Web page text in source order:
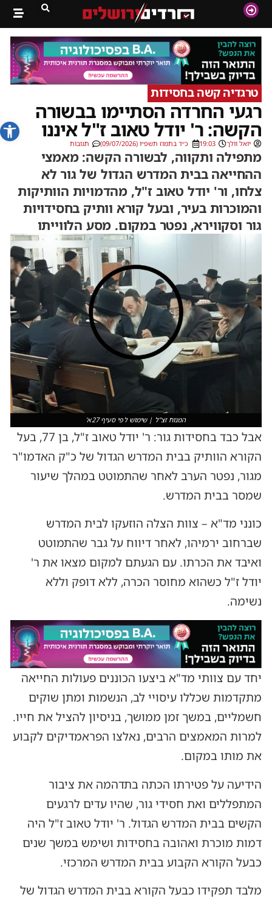
פתח
טרגדיה קשה בחסידות
רגעי החרדה הסתיימו בבשורה
הקשה: ר' יודל טאוב ז"ל איננו
יואל וולך 19:03 כ״ד בתמוז תשפ״ו (09/07/2026) תגובות
מתפילה ותקווה, לבשורה הקשה: מאמצי
ההחייאה בבית המדרש הגדול של גור לא
צלחו, ור' יודל טאוב ז"ל, מהדמויות הוותיקות
והמוכרות בעיר, ובעל קורא וותיק בחסידויות
גור וסקווירא, נפטר במקום. מסע הלווייתו
המנוח זצ"ל | שימוש לפי סעיף 27א'
אבל כבד בחסידות גור: ר' יודל טאוב ז"ל, בן 77, בעל
הקורא הוותיק בבית המדרש הגדול של כ"ק האדמו"ר
מגור, נפטר הערב לאחר שהתמוטט במהלך שיעור
שמסר בבית המדרש.
כונני מד"א – צוות הצלה הוזעקו לבית המדרש
שברחוב ירמיהו, לאחר דיווח על גבר שהתמוטט
ואיבד את הכרתו. עם הגעתם למקום מצאו את ר'
יודל ז"ל כשהוא מחוסר הכרה, ללא דופק וללא
נשימה.
יחד עם צוותי מד"א ביצעו הכוננים פעולות החייאה
מתקדמות שכללו עיסויי לב, הנשמות ומתן שוקים
חשמליים, במשך זמן ממושך, בניסיון להציל את חייו.
למרות המאמצים הרבים, נאלצו הפראמדיקים לקבוע
את מותו במקום.
הידיעה על פטירתו הכתה בתדהמה את ציבור
המתפללים ואת חסידי גור, שהיו עדים לרגעים
הקשים בבית המדרש הגדול. ר' יודל טאוב ז"ל היה
דמות מוכרת ואהובה בחסידות ושימש במשך שנים
כבעל הקורא הקבוע בבית המדרש המרכזי.
מלבד תפקידו כבעל הקורא בבית המדרש הגדול של